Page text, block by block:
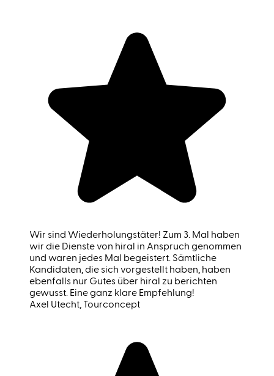
Wir sind Wiederholungstäter! Zum 3. Mal haben
wir die Dienste von hiral in Anspruch genommen
und waren jedes Mal begeistert. Sämtliche
Kandidaten, die sich vorgestellt haben, haben
ebenfalls nur Gutes über hiral zu berichten
gewusst. Eine ganz klare Empfehlung!
Axel Utecht, Tourconcept